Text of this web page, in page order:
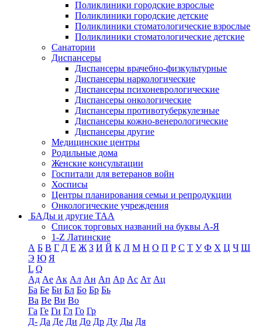
Поликлиники городские взрослые
Поликлиники городские детские
Поликлиники стоматологические взрослые
Поликлиники стоматологические детские
Санатории
Диспансеры
Диспансеры врачебно-физкультурные
Диспансеры наркологические
Диспансеры психоневрологические
Диспансеры онкологические
Диспансеры противотуберкулезные
Диспансеры кожно-венерологические
Диспансеры другие
Медицинские центры
Родильные дома
Женские консультации
Госпитали для ветеранов войн
Хосписы
Центры планирования семьи и репродукции
Онкологические учреждения
БАДы и другие ТАА
Список торговых названий на буквы А-Я
1-Z Латинские
А Б В Г Д Е Ж З И Й К Л М Н О П Р С Т У Ф Х Ц Ч Ш
Э Ю Я
L Q
Ад Ае Ак Ал Ан Ап Ар Ас Ат Ац
Ба Бе Би Бл Бо Бр Бь
Ва Ве Ви Во
Га Ге Ги Гл Го Гр
Д- Да Де Ди До Др Ду Ды Дя